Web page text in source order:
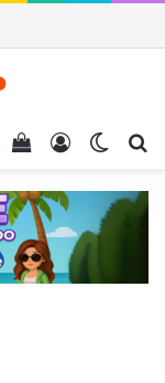
Entrar
Veja seu